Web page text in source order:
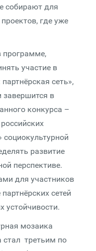
собирают для
где уже
программе,
участие в
сеть»,
завершится в
конкурса –
социокультурной
развитие
перспективе.
для участников
сетей
устойчивости.
мозаика
стал третьим по